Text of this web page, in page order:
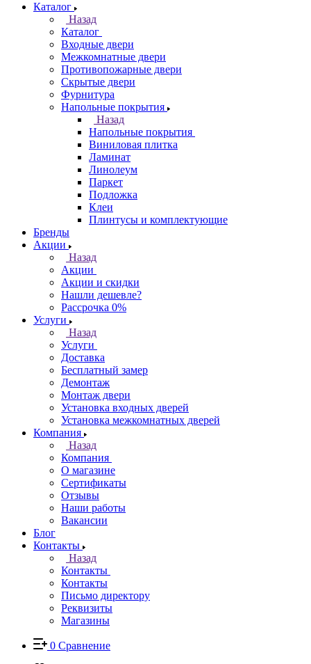
Каталог
Назад
Каталог
Входные двери
Межкомнатные двери
Противопожарные двери
Скрытые двери
Фурнитура
Напольные покрытия
Назад
Напольные покрытия
Виниловая плитка
Ламинат
Линолеум
Паркет
Подложка
Клеи
Плинтусы и комплектующие
Бренды
Акции
Назад
Акции
Акции и скидки
Нашли дешевле?
Рассрочка 0%
Услуги
Назад
Услуги
Доставка
Бесплатный замер
Демонтаж
Монтаж двери
Установка входных дверей
Установка межкомнатных дверей
Компания
Назад
Компания
О магазине
Сертификаты
Отзывы
Наши работы
Вакансии
Блог
Контакты
Назад
Контакты
Контакты
Письмо директору
Реквизиты
Магазины
0 Сравнение